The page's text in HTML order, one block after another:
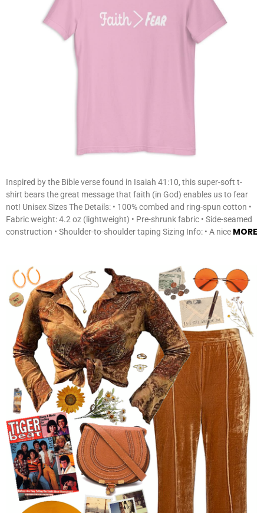
Inspired by the Bible verse found in Isaiah 41:10, this super-soft t-
shirt bears the great message that faith (in God) enables us to fear
not! Unisex Sizes The Details: • 100% combed and ring-spun cotton •
Fabric weight: 4.2 oz (lightweight) • Pre-shrunk fabric • Side-seamed
construction • Shoulder-to-shoulder taping Sizing Info: • A nice MORE